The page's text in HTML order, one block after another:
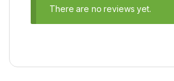
There are no reviews yet.